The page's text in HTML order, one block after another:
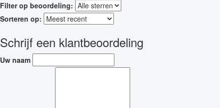
Filter op beoordeling:
Sorteren op:
Schrijf een klantbeoordeling
Uw naam